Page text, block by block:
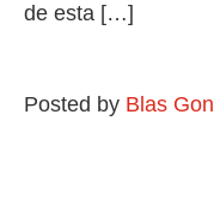
de esta […]
Posted by Blas